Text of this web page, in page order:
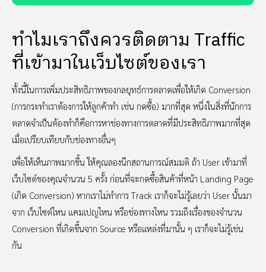
ทำไมเราถึงควรติดตาม Traffic
ที่เข้ามาในเว็บไซต์ของเรา
ทั้งนี้ในการเพิ่มประสิทธิภาพของกลยุทธ์การตลาดเพื่อให้เกิด Conversion
(การกระทำเราต้องการให้ลูกค้าทำ เช่น กดซื้อ) มากที่สุด หนึ่งในสิ่งที่นักการ
ตลาดจำเป็นต้องทำก็คือการหาช่องทางการตลาดที่มีประสิทธิภาพมากที่สุด
เมื่อเปรียบเทียบกับช่องทางอื่นๆ
เพื่อให้เห็นภาพมากขึ้น ให้คุณลองนึกสถานการณ์สมมติ ถ้า User เข้ามาที่
เว็บไซต์ของคุณจำนวน 5 ครั้ง ก่อนที่จะกดซื้อสินค้าที่หน้า Landing Page
(เกิด Conversion) หากเราไม่ทำการ Track เราก็จะไม่รู้เลยว่า User นั้นมา
จาก เว็บไซต์ไหน แคมเปญไหน หรือช่องทางไหน รวมถึงเรื่องของจำนวน
Conversion ที่เกิดขึ้นจาก Source หรือแหล่งที่มานั้น ๆ เราก็จะไม่รู้เช่น
กัน